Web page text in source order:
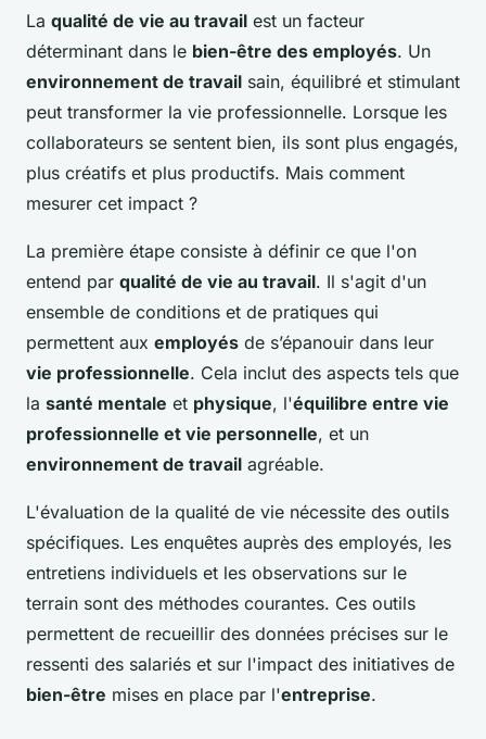
La qualité de vie au travail est un facteur
déterminant dans le bien-être des employés. Un
environnement de travail sain, équilibré et stimulant
peut transformer la vie professionnelle. Lorsque les
collaborateurs se sentent bien, ils sont plus engagés,
plus créatifs et plus productifs. Mais comment
mesurer cet impact ?
La première étape consiste à définir ce que l'on
entend par qualité de vie au travail. Il s'agit d'un
ensemble de conditions et de pratiques qui
permettent aux employés de s’épanouir dans leur
vie professionnelle. Cela inclut des aspects tels que
la santé mentale et physique, l'équilibre entre vie
professionnelle et vie personnelle, et un
environnement de travail agréable.
L'évaluation de la qualité de vie nécessite des outils
spécifiques. Les enquêtes auprès des employés, les
entretiens individuels et les observations sur le
terrain sont des méthodes courantes. Ces outils
permettent de recueillir des données précises sur le
ressenti des salariés et sur l'impact des initiatives de
bien-être mises en place par l'entreprise.